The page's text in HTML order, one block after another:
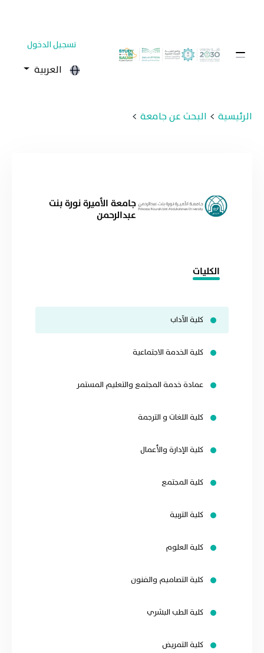
تسجيل الدخول
العربية
الرئيسية البحث عن جامعة
جامعة الأميرة نورة بنت
عبدالرحمن
الكليات
كلية الآداب
كلية الخدمة الاجتماعية
عمادة خدمة المجتمع والتعليم المستمر
كلية اللغات و الترجمة
كلية الإدارة والأعمال
كلية المجتمع
كلية التربية
كلية العلوم
كلية التصاميم والفنون
كلية الطب البشري
كلية التمريض